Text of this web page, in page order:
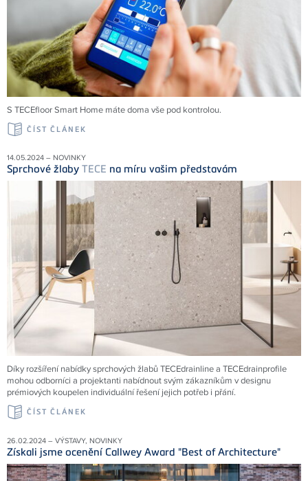
S TECEfloor Smart Home máte doma vše pod kontrolou.
ČÍST ČLÁNEK
14.05.2024 – NOVINKY
Sprchové žlaby TECE na míru vašim představám
Díky rozšíření nabídky sprchových žlabů TECEdrainline a TECEdrainprofile
mohou odborníci a projektanti nabídnout svým zákazníkům v designu
prémiových koupelen individuální řešení jejich potřeb i přání.
ČÍST ČLÁNEK
26.02.2024 – VÝSTAVY, NOVINKY
Získali jsme ocenění Callwey Award "Best of Architecture"